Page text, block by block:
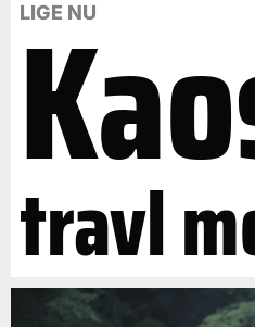
LIGE NU
travl